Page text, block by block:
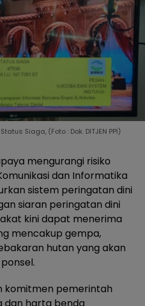
Siaga, (Foto : Dok. DITJEN PPI)
mengurangi risiko
dan Informatika
sistem peringatan dini
siaran peringatan dini
kini dapat menerima
mencakup gempa,
hutan yang akan
komitmen pemerintah